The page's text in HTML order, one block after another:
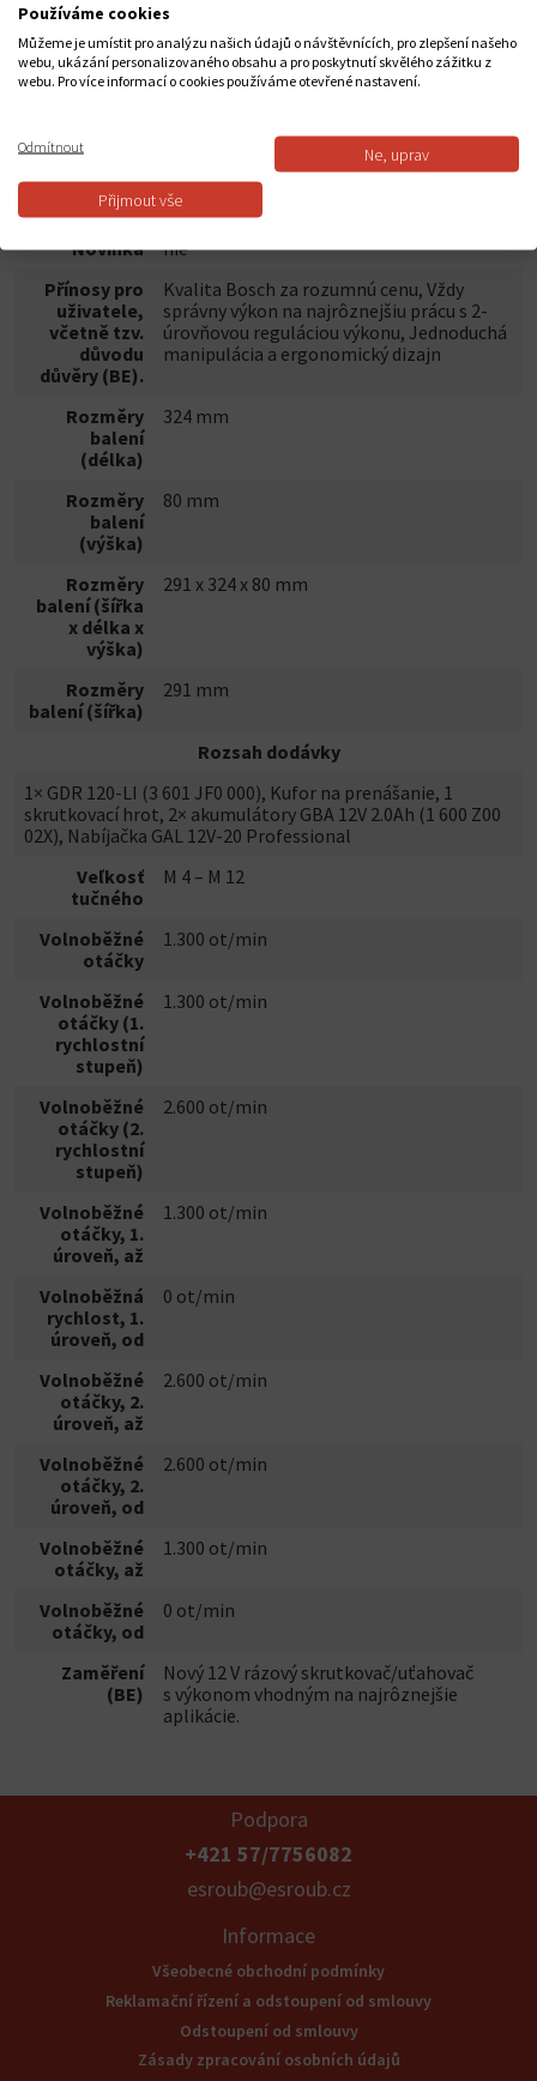
kapacita
baterie
1,5 Ah
moment
Napětí
baterie
12,0 V
Novinka
nie
Přínosy pro
uživatele,
včetně tzv.
důvodu
důvěry (BE).
Kvalita Bosch za rozumnú cenu, Vždy
správny výkon na najrôznejšiu prácu s 2-
úrovňovou reguláciou výkonu, Jednoduchá
manipulácia a ergonomický dizajn
Rozměry
balení
(délka)
324 mm
Rozměry
balení
(výška)
80 mm
Rozměry
balení (šířka
x délka x
výška)
291 x 324 x 80 mm
Rozměry
balení (šířka)
291 mm
Rozsah dodávky
1× GDR 120-LI (3 601 JF0 000), Kufor na prenášanie, 1
skrutkovací hrot, 2× akumulátory GBA 12V 2.0Ah (1 600 Z00
02X), Nabíjačka GAL 12V-20 Professional
Veľkosť
tučného
M 4 – M 12
Volnoběžné
otáčky
1.300 ot/min
Volnoběžné
otáčky (1.
rychlostní
stupeň)
1.300 ot/min
Volnoběžné
otáčky (2.
rychlostní
stupeň)
2.600 ot/min
Volnoběžné
otáčky, 1.
úroveň, až
1.300 ot/min
Volnoběžná
rychlost, 1.
úroveň, od
0 ot/min
Volnoběžné
otáčky, 2.
úroveň, až
2.600 ot/min
Volnoběžné
otáčky, 2.
úroveň, od
2.600 ot/min
Volnoběžné
otáčky, až
1.300 ot/min
Volnoběžné
otáčky, od
0 ot/min
Zaměření
(BE)
Nový 12 V rázový skrutkovač/uťahovač
s výkonom vhodným na najrôznejšie
aplikácie.
Podpora
+421 57/7756082
esroub@esroub.cz
Informace
Všeobecné obchodní podmínky
Reklamační řízení a odstoupení od smlouvy
Odstoupení od smlouvy
Zásady zpracování osobních údajů
Používáme cookies
Můžeme je umístit pro analýzu našich údajů o návštěvnících, pro zlepšení našeho
webu, ukázání personalizovaného obsahu a pro poskytnutí skvělého zážitku z
webu. Pro více informací o cookies používáme otevřené nastavení.
Odmítnout Ne, uprav
Přijmout vše